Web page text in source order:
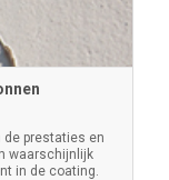
prestaties en
waarschijnlijk
in de coating.